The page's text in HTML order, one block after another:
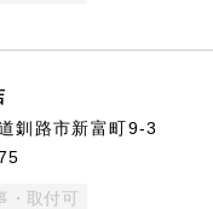
路市新富町9-3
・取付可